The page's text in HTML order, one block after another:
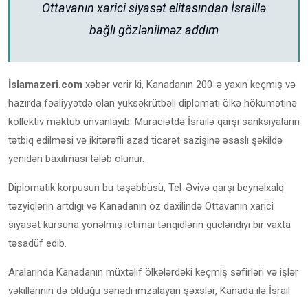
Ottavanın xarici siyasət elitasından İsraillə
bağlı gözlənilməz addım
İslamazeri.com xəbər verir ki, Kanadanın 200-ə yaxın keçmiş və
hazırda fəaliyyətdə olan yüksəkrütbəli diplomatı ölkə hökumətinə
kollektiv məktub ünvanlayıb. Müraciətdə İsrailə qarşı sanksiyaların
tətbiq edilməsi və ikitərəfli azad ticarət sazişinə əsaslı şəkildə
yenidən baxılması tələb olunur.
Diplomatik korpusun bu təşəbbüsü, Tel-Əvivə qarşı beynəlxalq
təzyiqlərin artdığı və Kanadanın öz daxilində Ottavanın xarici
siyasət kursuna yönəlmiş ictimai tənqidlərin gücləndiyi bir vaxta
təsadüf edib.
Aralarında Kanadanın müxtəlif ölkələrdəki keçmiş səfirləri və işlər
vəkillərinin də olduğu sənədi imzalayan şəxslər, Kanada ilə İsrail